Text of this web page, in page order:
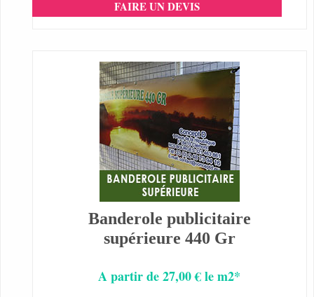
FAIRE UN DEVIS
Banderole publicitaire
supérieure 440 Gr
A partir de 27,00 € le m2*